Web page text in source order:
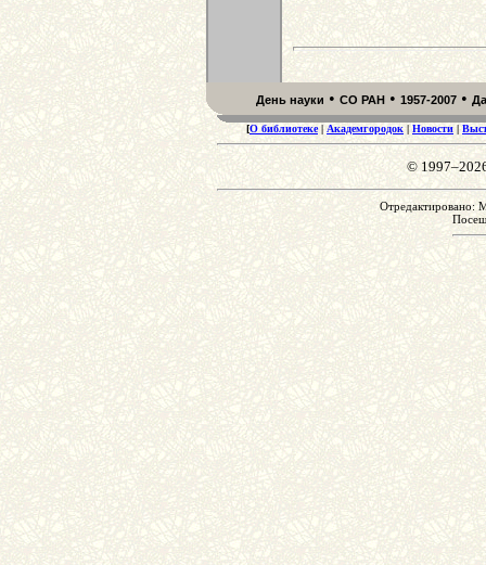
День науки • СО РАН • 1957-2007 •
[О библиотеке|Академгородок |Новости |
©
Отредактировано: